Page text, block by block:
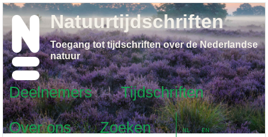
Deelnemers
Tijdschriften
Over ons
Zoeken NL EN
Natuurtijdschriften
Toegang tot tijdschriften over de Nederlandse
natuur